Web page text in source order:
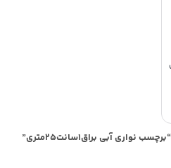
آبی براق1سانت25متری”